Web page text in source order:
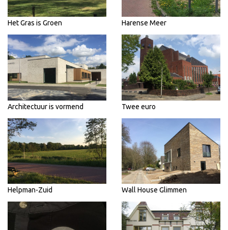
Het Gras is Groen Harense Meer
Architectuur is vormend Twee euro
Helpman-Zuid Wall House Glimmen